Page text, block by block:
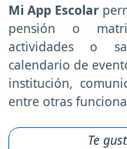
Mi App Escolar
pensión o
actividades o
calendario de
institución,
entre otras
Te